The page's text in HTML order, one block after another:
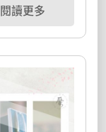
閱讀更多